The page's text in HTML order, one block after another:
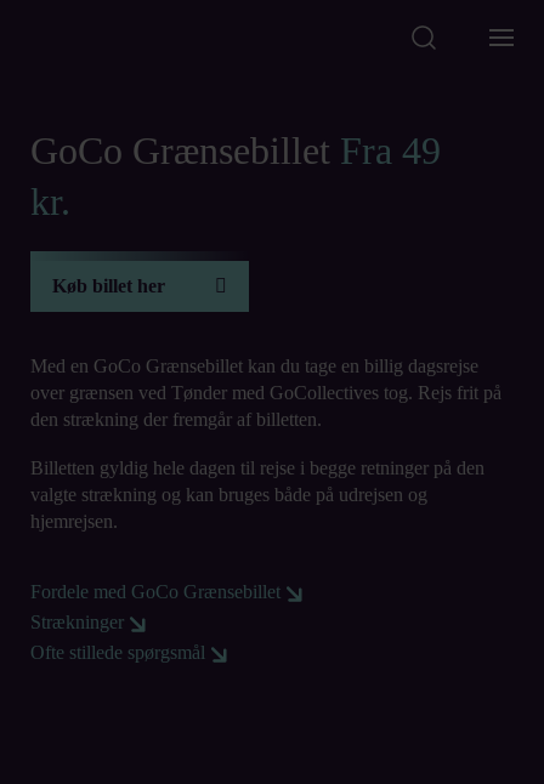
GoCo Grænsebillet Fra 49
kr.
Åbn link i ny fane
Køb billet her
Med en GoCo Grænsebillet kan du tage en billig dagsrejse
over grænsen ved Tønder med GoCollectives tog. Rejs frit på
den strækning der fremgår af billetten.
Billetten gyldig hele dagen til rejse i begge retninger på den
valgte strækning og kan bruges både på udrejsen og
hjemrejsen.
Åbn link i ny fane
Fordele med GoCo Grænsebillet
Åbn link i ny fane
Strækninger
Åbn link i ny fane
Ofte stillede spørgsmål